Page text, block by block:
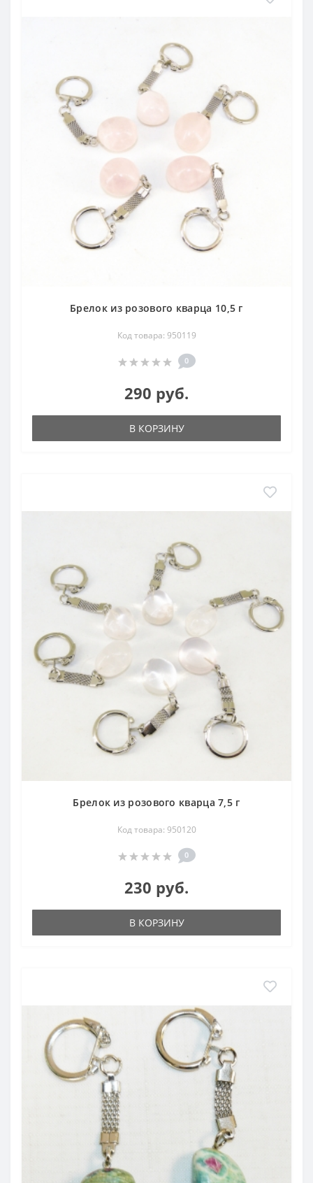
Брелок из розового кварца 10,5 г
Код товара: 950119
0
290 руб.
В КОРЗИНУ
Брелок из розового кварца 7,5 г
Код товара: 950120
0
230 руб.
В КОРЗИНУ